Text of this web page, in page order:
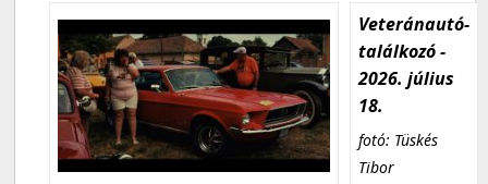
Veteránautó-
találkozó -
2026. július
18.
fotó: Tüskés
Tibor